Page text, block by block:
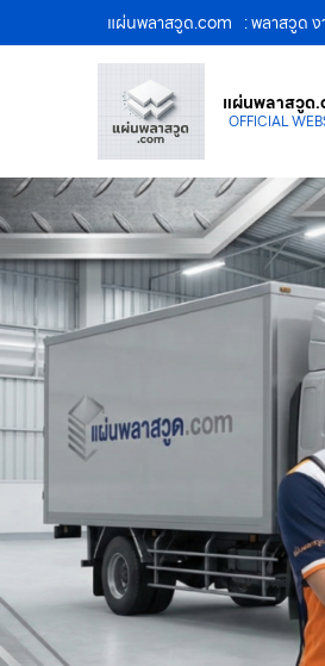
แผ่นพลาสวูด.com : พลาสวูด
แผ่นพลาสวูด
OFFICIAL